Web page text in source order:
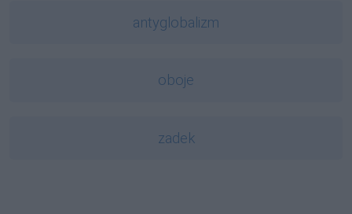
antyglobalizm
oboje
zadek